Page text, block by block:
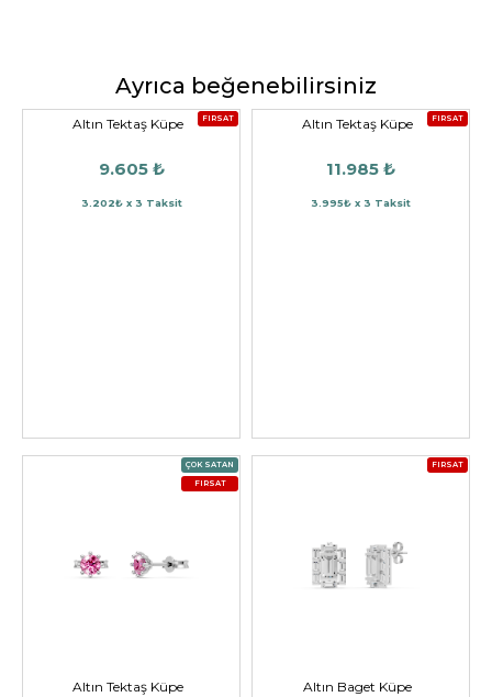
Ayrıca beğenebilirsiniz
FIRSAT
Altın Tektaş Küpe
9.605 ₺
3.202₺ x 3 Taksit
FIRSAT
Altın Tektaş Küpe
11.985 ₺
3.995₺ x 3 Taksit
ÇOK SATAN
FIRSAT
Altın Tektaş Küpe
FIRSAT
Altın Baget Küpe